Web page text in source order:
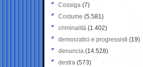
Cossiga (7)
Costume (5.581)
criminalità (1.402)
democratici e progressisti (19)
denuncia (14.528)
destra (573)